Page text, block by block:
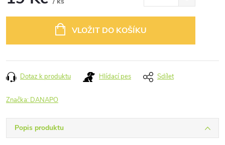
VLOŽIT DO KOŠÍKU
Dotaz k produktu Hlídací pes Sdílet
Značka: DANAPO
Popis produktu